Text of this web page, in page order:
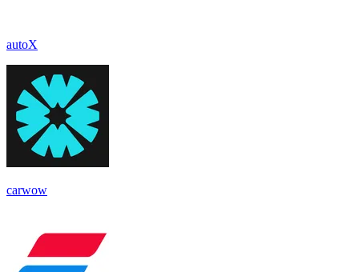
autoX
carwow